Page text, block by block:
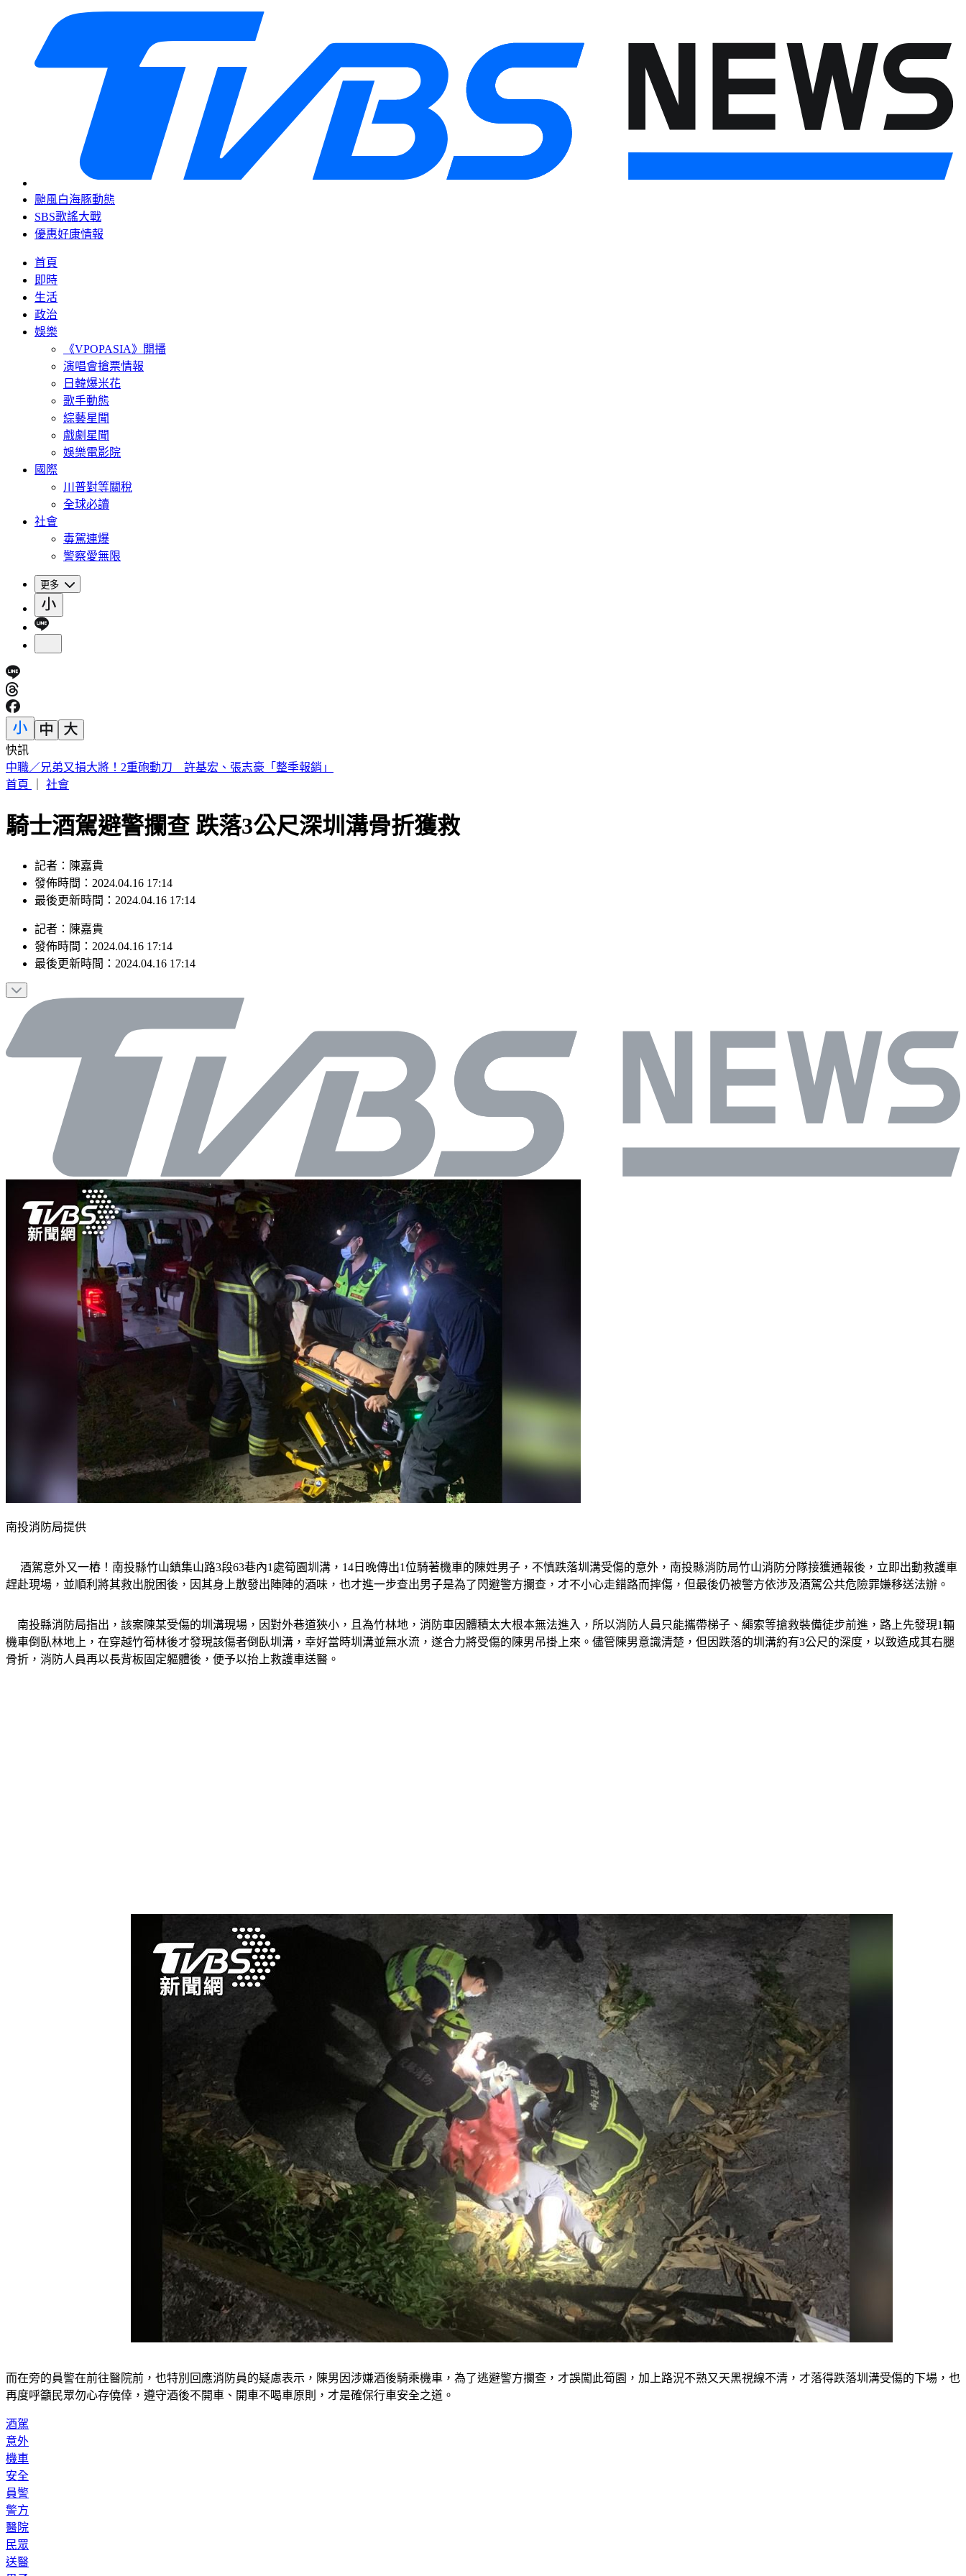
颱風白海豚動態
SBS歌謠大戰
優惠好康情報
首頁
即時
生活
政治
娛樂
《VPOPASIA》開播
演唱會搶票情報
日韓爆米花
歌手動態
綜藝星聞
戲劇星聞
娛樂電影院
國際
川普對等關稅
全球必讀
社會
毒駕連爆
警察愛無限
更多
快訊
44歲宋慧喬凍齡穿搭曝！粉絲驚：超像大學生
首頁
社會
騎士酒駕避警攔查 跌落3公尺深圳溝骨折獲救
記者：陳嘉貴
發佈時間：2024.04.16 17:14
最後更新時間：2024.04.16 17:14
記者 ： 陳嘉貴
發佈時間： 2024.04.16 17:14
最後更新時間： 2024.04.16 17:14
南投消防局提供
酒駕意外又一樁！南投縣竹山鎮集山路3段63巷內1處筍園圳溝，14日晚傳出1位騎著機車的陳姓男子，不慎跌落圳溝受傷的意外，南投縣消防局竹山消防分隊接獲通報後，立即出動救護車
趕赴現場，並順利將其救出脫困後，因其身上散發出陣陣的酒味，也才進一步查出男子是為了閃避警方攔查，才不小心走錯路而摔傷，但最後仍被警方依涉及酒駕公共危險罪嫌移送法辦。
南投縣消防局指出，該案陳某受傷的圳溝現場，因對外巷道狹小，且為竹林地，消防車因體積太大根本無法進入，所以消防人員只能攜帶梯子、繩索等搶救裝備徒步前進，路上先發現1輛
機車倒臥林地上，在穿越竹筍林後才發現該傷者倒臥圳溝，幸好當時圳溝並無水流，遂合力將受傷的陳男吊掛上來。儘管陳男意識清楚，但因跌落的圳溝約有3公尺的深度，以致造成其右腿
骨折，消防人員再以長背板固定軀體後，便予以抬上救護車送醫。
而在旁的員警在前往醫院前，也特別回應消防員的疑慮表示，陳男因涉嫌酒後騎乘機車，為了逃避警方攔查，才誤闖此筍園，加上路況不熟又天黑視線不清，才落得跌落圳溝受傷的下場，也
再度呼籲民眾勿心存僥倖，遵守酒後不開車、開車不喝車原則，才是確保行車安全之道。
酒駕
意外
機車
安全
員警
警方
醫院
民眾
送醫